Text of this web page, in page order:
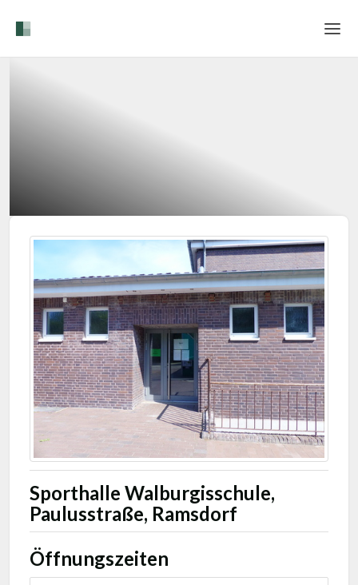
Sporthalle Walburgisschule,
Paulusstraße, Ramsdorf
Öffnungszeiten